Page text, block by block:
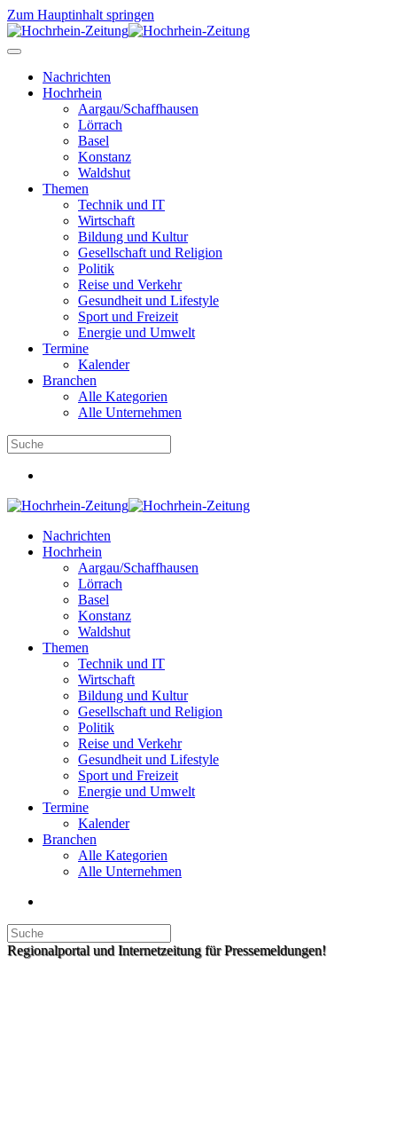
Zum Hauptinhalt springen
Nachrichten
Hochrhein
Aargau/Schaffhausen
Lörrach
Basel
Konstanz
Waldshut
Themen
Technik und IT
Wirtschaft
Bildung und Kultur
Gesellschaft und Religion
Politik
Reise und Verkehr
Gesundheit und Lifestyle
Sport und Freizeit
Energie und Umwelt
Termine
Kalender
Branchen
Alle Kategorien
Alle Unternehmen
Nachrichten
Hochrhein
Aargau/Schaffhausen
Lörrach
Basel
Konstanz
Waldshut
Themen
Technik und IT
Wirtschaft
Bildung und Kultur
Gesellschaft und Religion
Politik
Reise und Verkehr
Gesundheit und Lifestyle
Sport und Freizeit
Energie und Umwelt
Termine
Kalender
Branchen
Alle Kategorien
Alle Unternehmen
Regionalportal und Internetzeitung für Pressemeldungen!